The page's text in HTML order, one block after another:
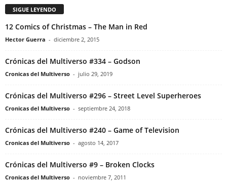
SIGUE LEYENDO
12 Comics of Christmas – The Man in Red
Hector Guerra - diciembre 2, 2015
Crónicas del Multiverso #334 – Godson
Cronicas del Multiverso - julio 29, 2019
Crónicas del Multiverso #296 – Street Level Superheroes
Cronicas del Multiverso - septiembre 24, 2018
Crónicas del Multiverso #240 – Game of Television
Cronicas del Multiverso - agosto 14, 2017
Crónicas del Multiverso #9 – Broken Clocks
Cronicas del Multiverso - noviembre 7, 2011